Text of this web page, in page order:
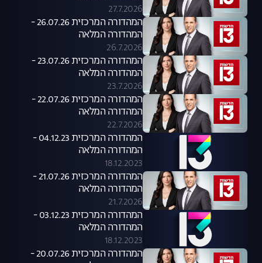
27.7.2026
המהדורה המרכזית 26.07.26 -
המהדורה המלאה
26.7.2026
המהדורה המרכזית 23.07.26 -
המהדורה המלאה
23.7.2026
המהדורה המרכזית 22.07.26 -
המהדורה המלאה
22.7.2026
המהדורה המרכזית 04.12.23 -
המהדורה המלאה
18.12.2023
המהדורה המרכזית 21.07.26 -
המהדורה המלאה
21.7.2026
המהדורה המרכזית 03.12.23 -
המהדורה המלאה
18.12.2023
המהדורה המרכזית 20.07.26 -